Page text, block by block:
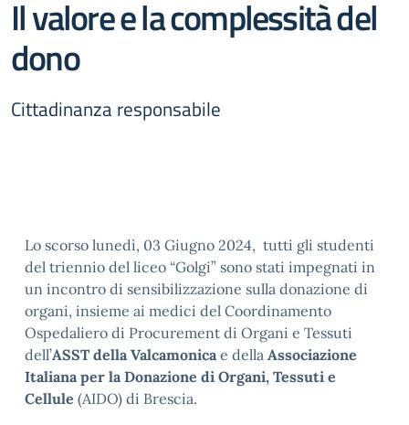
Il valore e la complessità del
dono
Cittadinanza responsabile
Lo scorso lunedì, 03 Giugno 2024, tutti gli studenti
del triennio del liceo “Golgi” sono stati impegnati in
un incontro di sensibilizzazione sulla donazione di
organi, insieme ai medici del Coordinamento
Ospedaliero di Procurement di Organi e Tessuti
dell’ASST della Valcamonicae della Associazione
Italiana per la Donazione di Organi, Tessuti e
Cellule (AIDO) di Brescia.